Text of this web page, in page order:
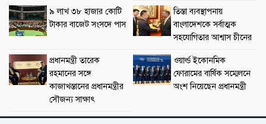
৯ লাখ ৩৮ হাজার কোটি
টাকার বাজেট সংসদে পাস
তিস্তা ব্যবস্থাপনায়
বাংলাদেশকে সর্বাত্মক
সহযোগিতার আশ্বাস চীনের
প্রধানমন্ত্রী তারেক
রহমানের সঙ্গে
কাজাখস্তানের প্রধানমন্ত্রীর
সৌজন্য সাক্ষাৎ
ওয়ার্ল্ড ইকোনমিক
ফোরামের বার্ষিক সম্মেলনে
অংশ নিয়েছেন প্রধানমন্ত্রী